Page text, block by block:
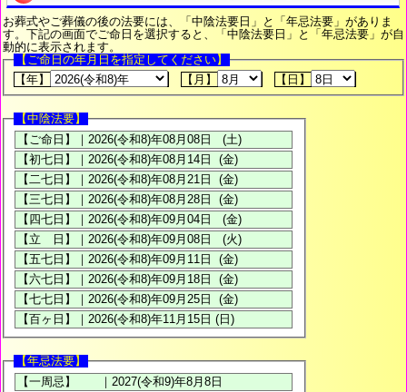
お葬式やご葬儀の後の法要には、「中陰法要日」と「年忌法要」がありま
す。下記の画面でご命日を選択すると、「中陰法要日」と「年忌法要」が自
動的に表示されます。
【ご命日の年月日を指定してください】
【年】
【月】 【日】
【中陰法要】
【年忌法要】